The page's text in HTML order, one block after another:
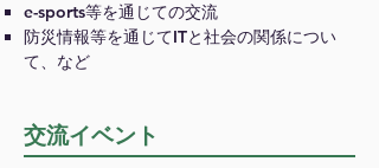
e-sports等を通じての交流
防災情報等を通じてITと社会の関係につい
て、など
交流イベント